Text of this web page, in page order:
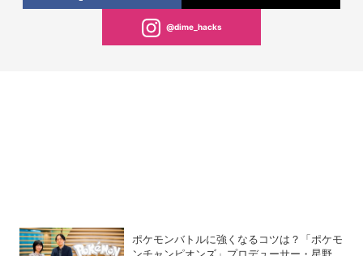
@dime_hacks
ポケモンバトルに強くなるコツは？「ポケモ